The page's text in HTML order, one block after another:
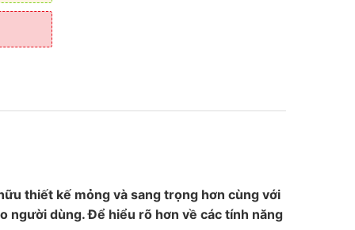
thiết kế mỏng và sang trọng hơn cùng với
người dùng. Để hiểu rõ hơn về các tính năng